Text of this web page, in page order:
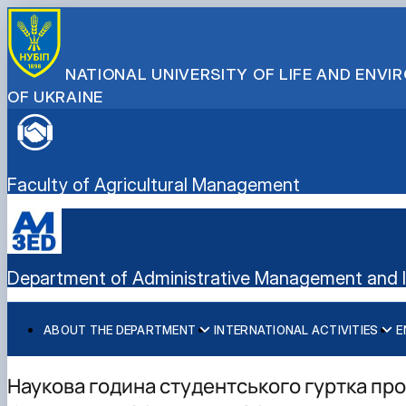
NATIONAL UNIVERSITY OF LIFE AND
OF UKRAINE
Faculty of Agricultural Management
Department of Administrative Management
ABOUT THE DEPARTMENT
History
Staff of the department
INTERNATIONAL ACTIVITIES
International activities
Project DAAD
Bachelor's degree
Наукова година студентського гуртка